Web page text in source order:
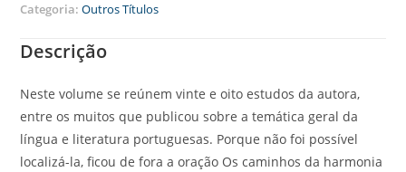
Categoria:Outros Títulos
Descrição
Neste volume se reúnem vinte e oito estudos da autora,
entre os muitos que publicou sobre a temática geral da
língua e literatura portuguesas. Porque não foi possível
localizá-la, ficou de fora a oração Os caminhos da harmonia